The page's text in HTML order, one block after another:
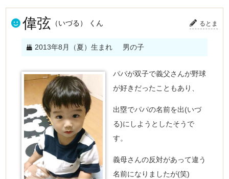
偉弦 （いづる） くん るとま
2013年8月（夏）生まれ 男の子
パパが双子で義父さんが野球
が好きだったこともあり、
出塁でパパの名前を出(いづ
る)にしようとしたそうで
す。
義母さんの反対があって違う
名前になりましたが(笑)